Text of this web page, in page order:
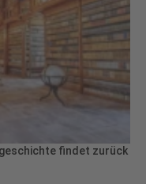
findet zurück